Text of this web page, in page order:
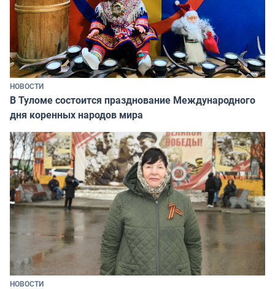
НОВОСТИ
В Туломе состоится празднование Международного
дня коренных народов мира
НОВОСТИ